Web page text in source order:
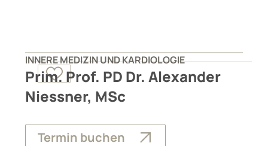
INNERE MEDIZIN UND KARDIOLOGIE
Prim. Prof. PD Dr. Alexander
Niessner, MSc
Termin buchen